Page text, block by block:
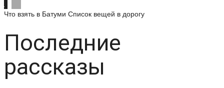
Что взять в Батуми Список вещей в дорогу
Последние
рассказы